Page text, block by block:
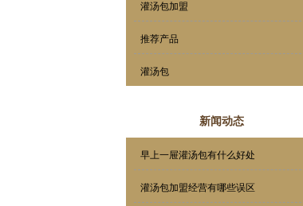
灌汤包加盟
推荐产品
灌汤包
新闻动态
早上一屉灌汤包有什么好处
灌汤包加盟经营有哪些误区